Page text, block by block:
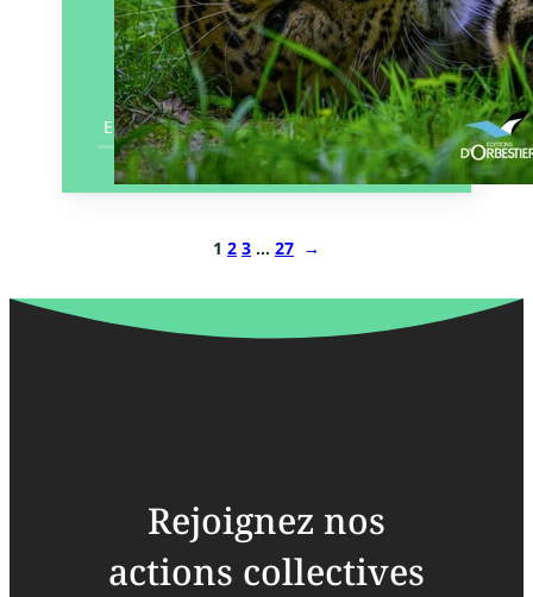
En savoir plus
1 2 3 … 27 →
Rejoignez nos
actions collectives